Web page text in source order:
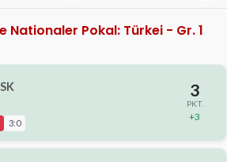
Nationaler Pokal: Türkei - Gr. 1
3:0
3
PKT.
+3